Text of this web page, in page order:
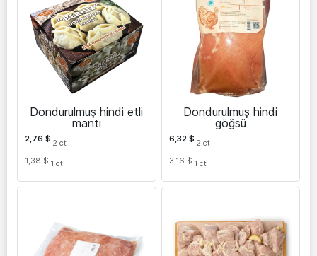
Dondurulmuş hindi etli
mantı
2,76 $ 2 ct
1,38 $ 1 ct
Dondurulmuş hindi
göğsü
6,32 $ 2 ct
3,16 $ 1 ct